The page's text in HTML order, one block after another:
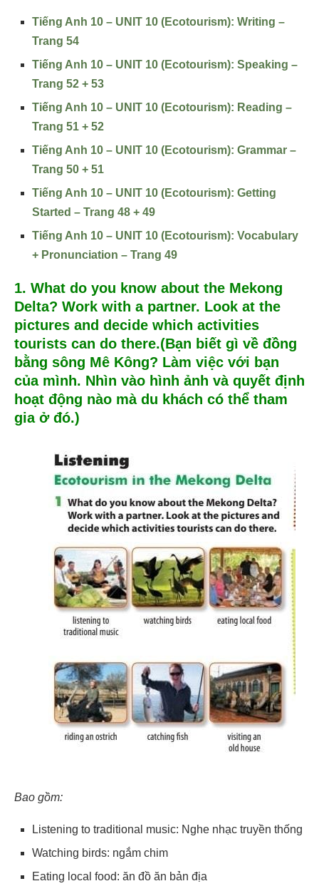
Tiếng Anh 10 – UNIT 10 (Ecotourism): Writing –
Trang 54
Tiếng Anh 10 – UNIT 10 (Ecotourism): Speaking –
Trang 52 + 53
Tiếng Anh 10 – UNIT 10 (Ecotourism): Reading –
Trang 51 + 52
Tiếng Anh 10 – UNIT 10 (Ecotourism): Grammar –
Trang 50 + 51
Tiếng Anh 10 – UNIT 10 (Ecotourism): Getting
Started – Trang 48 + 49
Tiếng Anh 10 – UNIT 10 (Ecotourism): Vocabulary
+ Pronunciation – Trang 49
1. What do you know about the Mekong
Delta? Work with a partner. Look at the
pictures and decide which activities
tourists can do there.(Bạn biết gì về đồng
bằng sông Mê Kông? Làm việc với bạn
của mình. Nhìn vào hình ảnh và quyết định
hoạt động nào mà du khách có thể tham
gia ở đó.)
Bao gồm:
Listening to traditional music: Nghe nhạc truyền thống
Watching birds: ngắm chim
Eating local food: ăn đồ ăn bản địa